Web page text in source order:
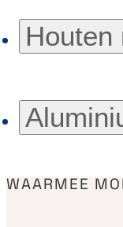
Houten
WAARMEE